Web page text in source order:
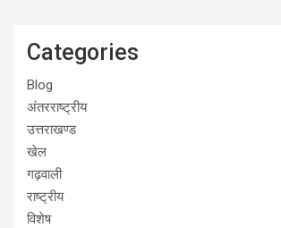
Categories
Blog
अंतरराष्ट्रीय
उत्तराखण्ड
खेल
गढ़वाली
राष्ट्रीय
विशेष